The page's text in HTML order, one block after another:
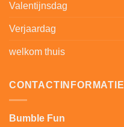
Valentijnsdag
Verjaardag
welkom thuis
CONTACTINFORMATIE
Bumble Fun